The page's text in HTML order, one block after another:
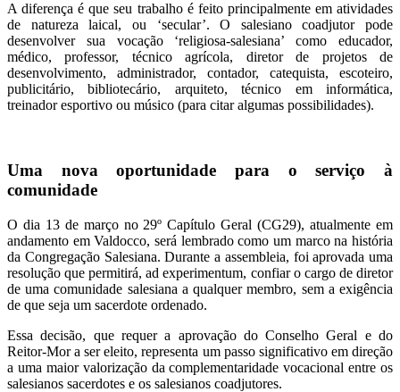
A diferença é que seu trabalho é feito principalmente em atividades
de natureza laical, ou ‘secular’. O salesiano coadjutor pode
desenvolver sua vocação ‘religiosa-salesiana’ como educador,
médico, professor, técnico agrícola, diretor de projetos de
desenvolvimento, administrador, contador, catequista, escoteiro,
publicitário, bibliotecário, arquiteto, técnico em informática,
treinador esportivo ou músico (para citar algumas possibilidades).
Uma nova oportunidade para o serviço à
comunidade
O dia 13 de março no 29º Capítulo Geral (CG29), atualmente em
andamento em Valdocco, será lembrado como um marco na história
da Congregação Salesiana. Durante a assembleia, foi aprovada uma
resolução que permitirá, ad experimentum, confiar o cargo de diretor
de uma comunidade salesiana a qualquer membro, sem a exigência
de que seja um sacerdote ordenado.
Essa decisão, que requer a aprovação do Conselho Geral e do
Reitor-Mor a ser eleito, representa um passo significativo em direção
a uma maior valorização da complementaridade vocacional entre os
salesianos sacerdotes e os salesianos coadjutores.